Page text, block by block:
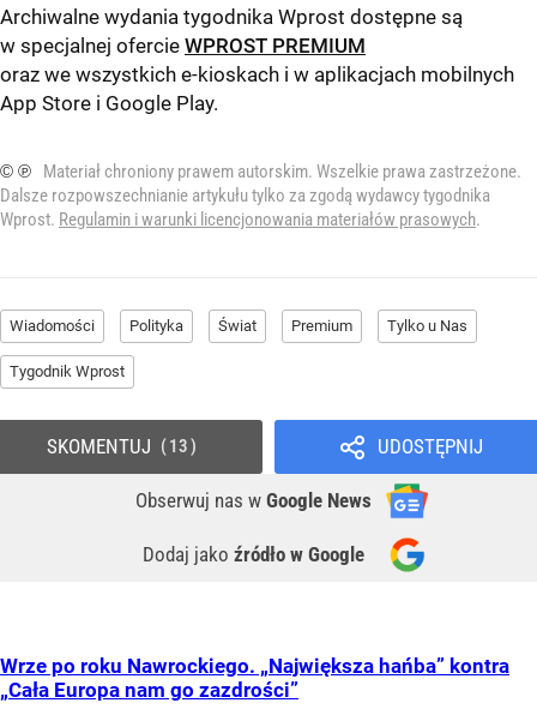
Archiwalne wydania tygodnika Wprost dostępne są
w specjalnej ofercie WPROST PREMIUM
oraz we wszystkich e-kioskach i w aplikacjach mobilnych
App Store i Google Play.
© ℗
Materiał chroniony prawem autorskim. Wszelkie prawa zastrzeżone.
Dalsze rozpowszechnianie artykułu tylko za zgodą wydawcy tygodnika
Wprost. Regulamin i warunki licencjonowania materiałów prasowych.
Wiadomości Polityka Świat Premium Tylko u Nas
Tygodnik Wprost
UDOSTĘPNIJ
Obserwuj nas w Google News
Dodaj jako źródło w Google
SKOMENTUJ 13
Wrze po roku Nawrockiego. „Największa hańba” kontra
„Cała Europa nam go zazdrości”